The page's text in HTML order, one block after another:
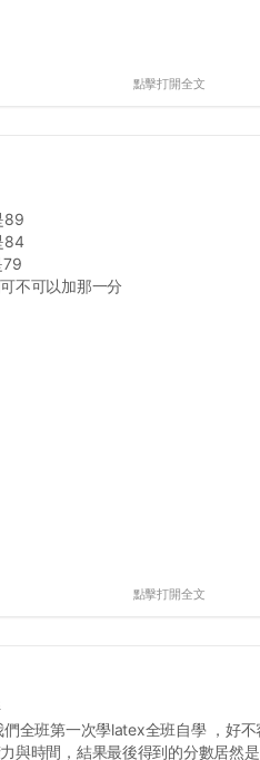
點擊打開全文
89
84
79
不可以加那一分
點擊打開全文
全班第一次學latex全班自學 ，好
與時間，結果最後得到的分數居然